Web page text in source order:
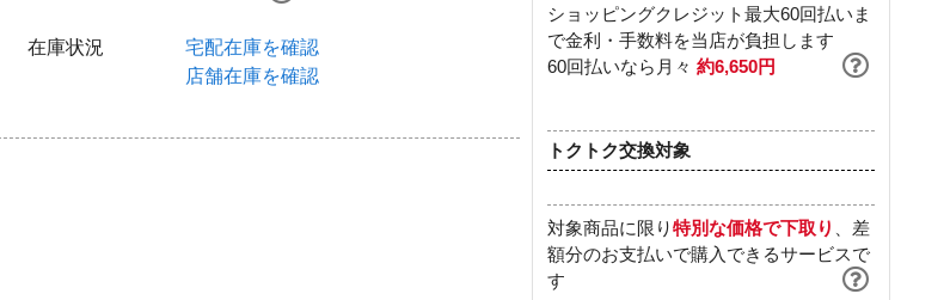
在庫状況
宅配在庫を確認
店舗在庫を確認
ショッピングクレジット最大60回払いま
で金利・手数料を当店が負担します
60回払いなら月々 約6,650円
トクトク交換対象
対象商品に限り特別な価格で下取り
、差
額分のお支払いで購入できるサービスで
す